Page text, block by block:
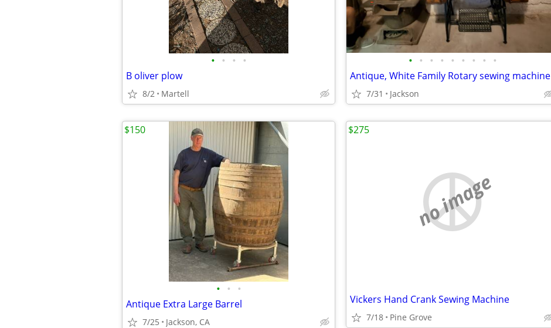
• • • •
B oliver plow
8/2 Martell
• • • • • • • • •
Antique, White Family Rotary sewing machine
7/31 Jackson
• • •
Antique Extra Large Barrel
7/25 Jackson, CA
$150
no image
Vickers Hand Crank Sewing Machine
7/18 Pine Grove
$275